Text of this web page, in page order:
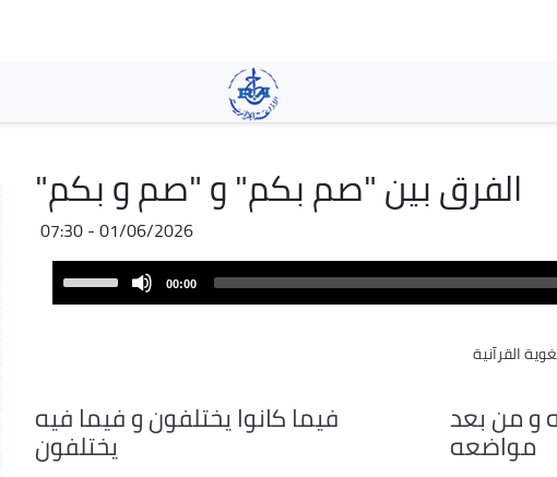
main
content
الفرق بين "صم بكم" و "صم و بكم"
01/06/2026 - 07:30
Player
00:00
or
decrease
القرآنية
و من بعد
مواضعه
فيما كانوا يختلفون و فيما فيه
يختلفون